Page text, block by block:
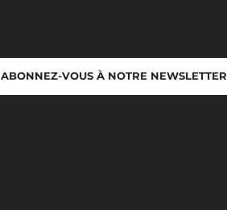
ABONNEZ-VOUS À NOTRE NEWSLETTER